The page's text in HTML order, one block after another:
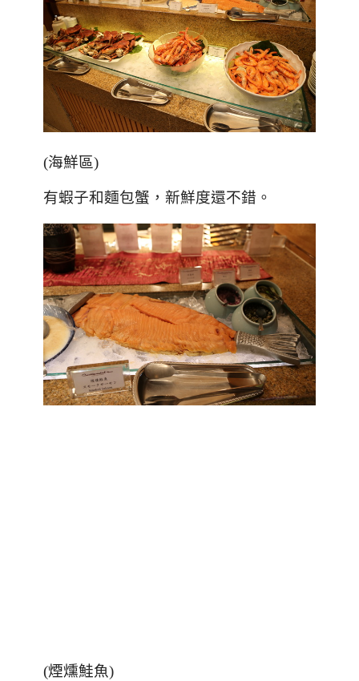
(海鮮區)
有蝦子和麵包蟹，新鮮度還不錯。
(煙燻鮭魚)